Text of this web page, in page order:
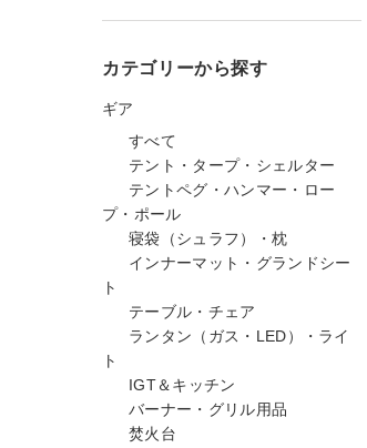
カテゴリーから探す
ギア
すべて
テント・タープ・シェルター
テントペグ・ハンマー・ロー
プ・ポール
寝袋（シュラフ）・枕
インナーマット・グランドシー
ト
テーブル・チェア
ランタン（ガス・LED）・ライ
ト
IGT＆キッチン
バーナー・グリル用品
焚火台